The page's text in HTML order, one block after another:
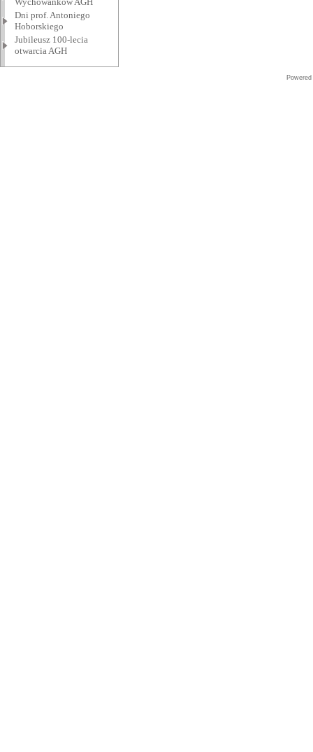
Dni prof. Antoniego
Hoborskiego
Jubileusz 100-lecia
otwarcia AGH